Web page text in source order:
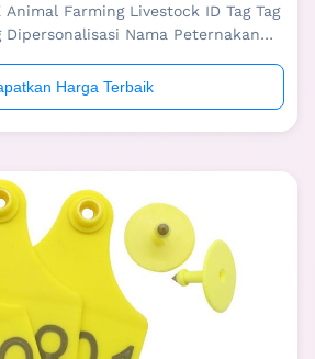
Animal Farming Livestock ID Tag Tag
Dipersonalisasi Nama Peternakan
Sapi/Yak/Kuda/Unta/binatang
mengemas 100 pcs/tas, 25
Harga Terbaik